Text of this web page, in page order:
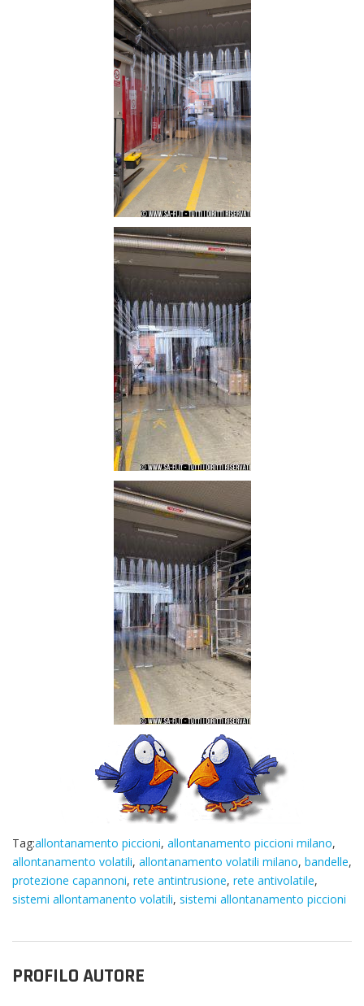
Tag:allontanamento piccioni, allontanamento piccioni milano,
allontanamento volatili, allontanamento volatili milano, bandelle,
protezione capannoni, rete antintrusione, rete antivolatile,
sistemi allontamanento volatili, sistemi allontanamento piccioni
PROFILO AUTORE